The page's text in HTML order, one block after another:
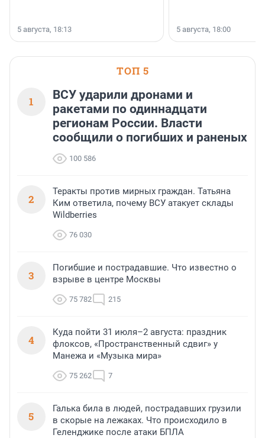
5 августа, 18:13 5 августа, 18:00
ТОП 5
1
ВСУ ударили дронами и
ракетами по одиннадцати
регионам России. Власти
сообщили о погибших и раненых
100 586
2
Теракты против мирных граждан. Татьяна
Ким ответила, почему ВСУ атакует склады
Wildberries
76 030
3
Погибшие и пострадавшие. Что известно о
взрыве в центре Москвы
75 782 215
4
Куда пойти 31 июля–2 августа: праздник
флоксов, «Пространственный сдвиг» у
Манежа и «Музыка мира»
75 262 7
5
Галька била в людей, пострадавших грузили
в скорые на лежаках. Что происходило в
Геленджике после атаки БПЛА